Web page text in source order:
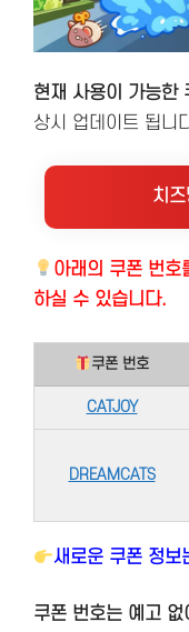
현재 사용이 가능한
상시 업데이트 됩니
치
아래의 쿠폰 번호
하실 수 있습니다.
쿠폰 번호
CATJOY
DREAMCATS
새로운 쿠폰 정보
쿠폰 번호는 예고 없